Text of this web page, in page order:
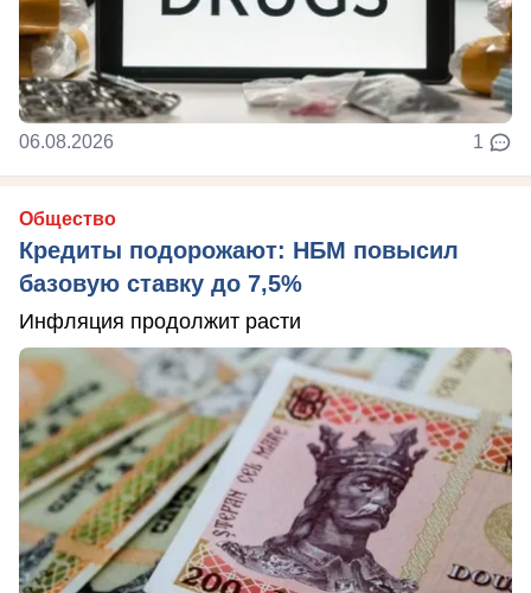
06.08.2026 1
Общество
Кредиты подорожают: НБМ повысил
базовую ставку до 7,5%
Инфляция продолжит расти